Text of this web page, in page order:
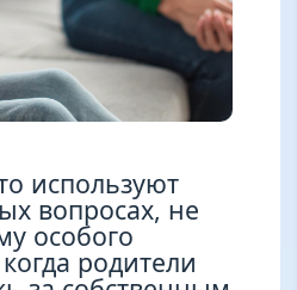
используют
вопросах, не
особого
родители